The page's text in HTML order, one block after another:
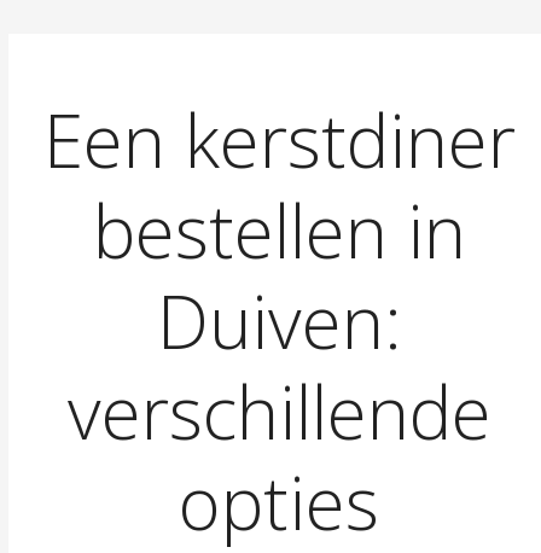
Een kerstdiner
bestellen in
Duiven:
verschillende
opties